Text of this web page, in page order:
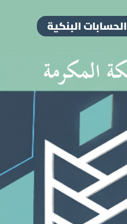
الحسابات البنكية